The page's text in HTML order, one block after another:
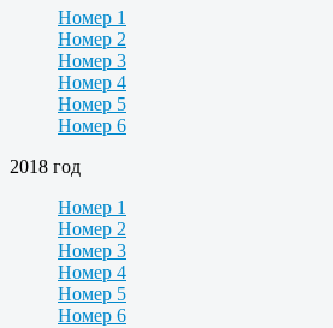
Номер 1
Номер 2
Номер 3
Номер 4
Номер 5
Номер 6
2018 год
Номер 1
Номер 2
Номер 3
Номер 4
Номер 5
Номер 6